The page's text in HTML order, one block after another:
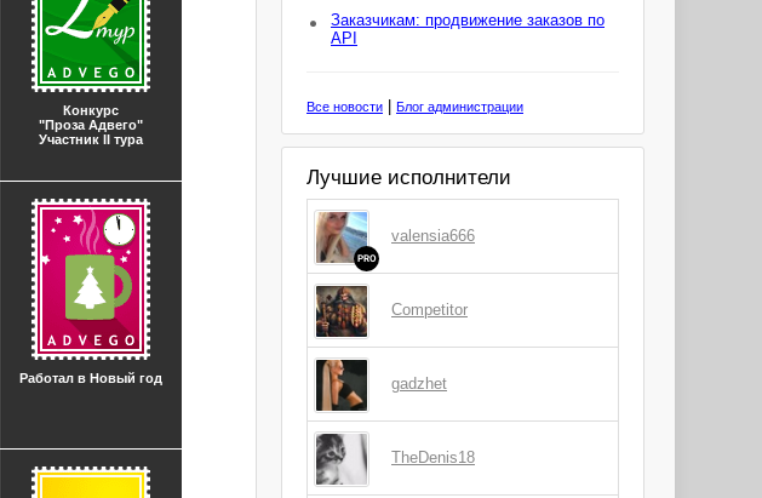
Заказчикам: продвижение заказов по
API
Все новости Блог администрации
Лучшие исполнители
PRO
valensia666
Competitor
gadzhet
TheDenis18
Конкурс
"Проза Адвего"
Участник II тура
Работал в Новый год